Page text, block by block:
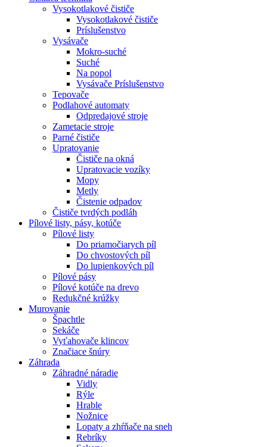
Vysokotlakové čističe
Vysokotlakové čističe
Príslušenstvo
Vysávače
Mokro-suché
Suché
Na popol
Vysávače Príslušenstvo
Tepovače
Podlahové automaty
Odpredajové stroje
Zametacie stroje
Parné čističe
Upratovanie
Čističe na okná
Upratovacie vozíky
Mopy
Metly
Čistenie odpadov
Čističe tvrdých podláh
Pílové listy, pásy, kotúče
Pílové listy
Do priamočiarych píl
Do chvostových píl
Do lupienkových píl
Pílové pásy
Pílové kotúče na drevo
Redukčné krúžky
Murovanie
Špachtle
Sekáče
Vyťahovače klincov
Značiace šnúry
Záhrada
Záhradné náradie
Vidly
Rýle
Hrable
Nožnice
Lopaty a zhŕňače na sneh
Rebríky